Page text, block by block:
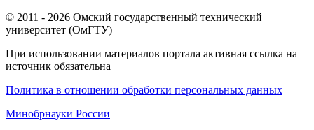
© 2011 - 2026 Омский государственный технический
университет (ОмГТУ)
При использовании материалов портала активная ссылка на
источник обязательна
Политика в отношении обработки персональных данных
Минобрнауки России